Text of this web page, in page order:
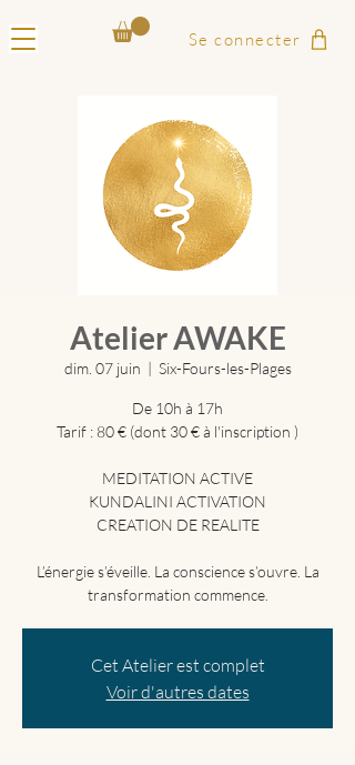
Se connecter
Atelier AWAKE
dim. 07 juin
  |
Six-Fours-les-Plages
De 10h à 17h
Tarif : 80 € (dont 30 € à l'inscription )
MEDITATION ACTIVE
KUNDALINI ACTIVATION
CREATION DE REALITE
L’énergie s’éveille. La conscience s’ouvre. La
Cet Atelier est complet
Voir d'autres dates